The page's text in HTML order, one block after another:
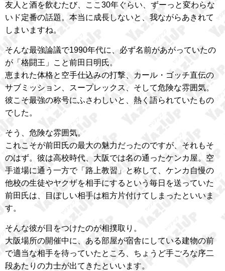
友人と酒を飲むたび、ここ30年ぐらい、ずーっと変わらな
いド定番の話題。本当に成長しないと、我ながらあきれて
しまいますね。
そんな最強論議で1990年代に、必ず名前があがっていたの
が「格闘王」こと前田日明氏。
恵まれた体格と空手仕込みの打撃、カール・ゴッチ直伝の
サブミッション、スープレックス、そして危険な雰囲気。
彼こそ最強の称号にふさわしいと、熱く語られていたもの
でした。
そう、危険な雰囲気。
これこそが前田氏の最大の魅力だったのですが、それもそ
のはず。彼は高校時代、大阪では名の通ったケンカ屋。空
手道場に通う一方で「路上教習」と称して、ケンカ自慢の
他校の生徒やヤクザを相手にするという毎日を送っていた
前田氏は、目ぼしい相手は粗方片付けてしまったといいま
す。
そんな彼が目をつけたのが相撲取り。
大阪場所の開催中に、ある部屋が宿舎にしている建物の前
で適当な相手を待っていたところ、ちょうど手ごろな序二
段あたりの力士が出てきたといいます。